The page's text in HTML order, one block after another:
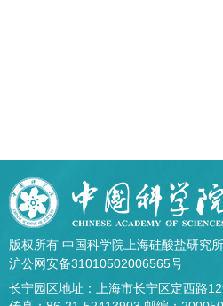
版权所有 中国科学院上海硅酸盐研究所
沪公网安备31010502006565号
长宁园区地址：上海市长宁区定西路